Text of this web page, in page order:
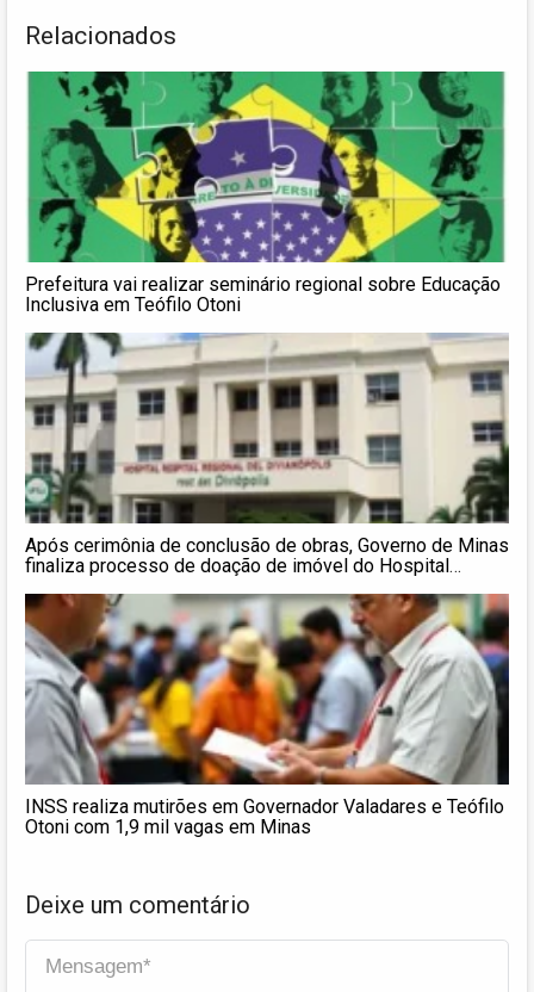
Relacionados
Prefeitura vai realizar seminário regional sobre Educação
Inclusiva em Teófilo Otoni
Após cerimônia de conclusão de obras, Governo de Minas
finaliza processo de doação de imóvel do Hospital
INSS realiza mutirões em Governador Valadares e Teófilo
Otoni com 1,9 mil vagas em Minas
Deixe um comentário